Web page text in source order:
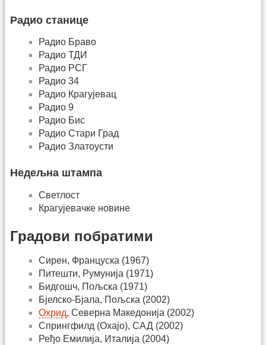
Радио станице
Радио Браво
Радио ТДИ
Радио РСГ
Радио 34
Радио Крагујевац
Радио 9
Радио Бис
Радио Стари Град
Радио Златоусти
Недељна штампа
Светлост
Крагујевачке новине
Градови побратими
Сирен, Француска (1967)
Питешти, Румунија (1971)
Бидгошч, Пољска (1971)
Бјелско-Бјала, Пољска (2002)
Охрид, Северна Македонија (2002)
Спрингфилд (Охајо), САД (2002)
Ређо Емилија, Италија (2004)